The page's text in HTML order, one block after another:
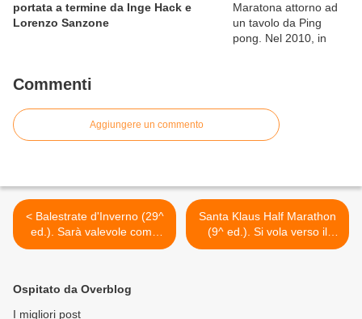
portata a termine da Inge Hack e
Lorenzo Sanzone
Commenti
Aggiungere un commento
< Balestrate d'Inverno (29^
ed.). Sarà valevole come
prova (13^) del BioRace
Santa Klaus Half Marathon
(9^ ed.). Si vola verso il
record di iscritti. Da oggi
Ospitato da Overblog
I migliori post